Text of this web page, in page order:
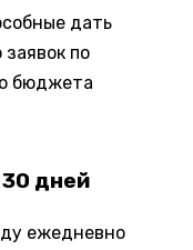
дать
по
бюджета
дней
ежедневно